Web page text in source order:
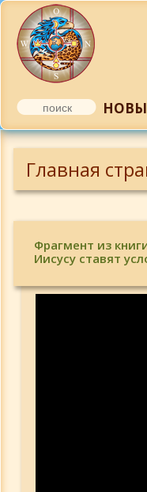
Главная
Фрагмент из
Иисусу ставят